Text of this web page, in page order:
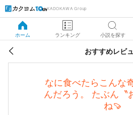
KADOKAWA Group
ホーム ランキング 小説を探す
おすすめレビ
なに食べたらこんな
んだろう。 たぶん〝
ね🍠